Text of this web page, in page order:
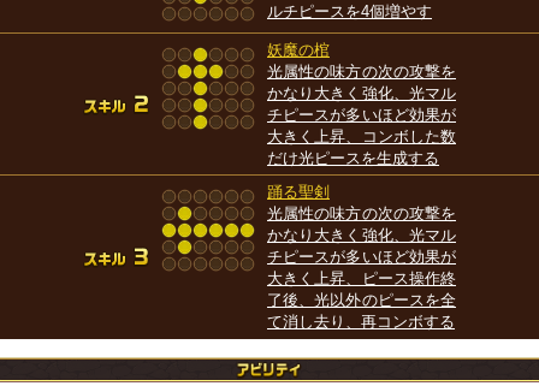
ルチピースを4個増やす
妖魔の棺
光属性の味方の次の攻撃を
かなり大きく強化、光マル
チピースが多いほど効果が
大きく上昇、コンボした数
だけ光ピースを生成する
踊る聖剣
光属性の味方の次の攻撃を
かなり大きく強化、光マル
チピースが多いほど効果が
大きく上昇、ピース操作終
了後、光以外のピースを全
て消し去り、再コンボする